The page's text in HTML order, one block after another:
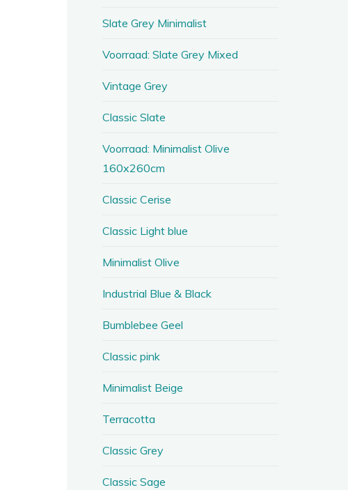
Slate Grey Minimalist
Voorraad: Slate Grey Mixed
Vintage Grey
Classic Slate
Voorraad: Minimalist Olive
160x260cm
Classic Cerise
Classic Light blue
Minimalist Olive
Industrial Blue & Black
Bumblebee Geel
Classic pink
Minimalist Beige
Terracotta
Classic Grey
Classic Sage